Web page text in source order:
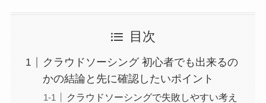
目次
クラウドソーシング 初心者でも出来るの
かの結論と先に確認したいポイント
クラウドソーシングで失敗しやすい考え